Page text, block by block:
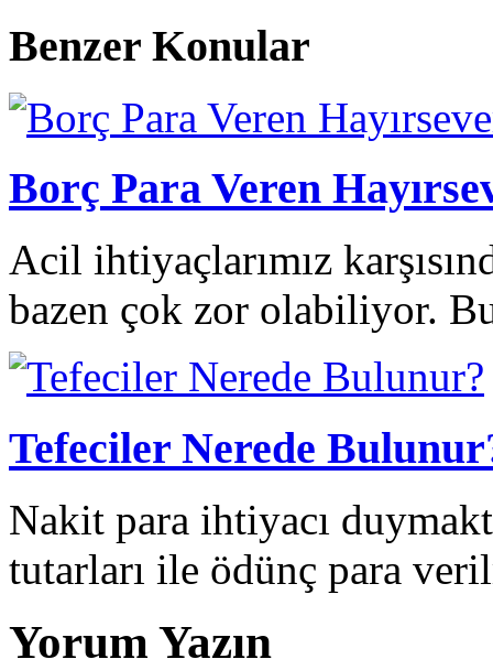
Benzer Konular
Borç Para Veren
Acil ihtiyaçlarımız
bazen çok zor olabiliyor.
Tefeciler Nerede
Nakit para ihtiyacı
tutarları ile ödünç para
Yorum Yazın